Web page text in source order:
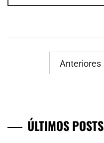
PaginaciÃ³nAnteriores
ÚLTIMOS POSTS